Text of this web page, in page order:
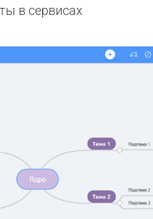
в сервисах